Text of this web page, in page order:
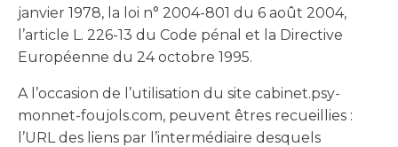
janvier 1978, la loi n° 2004-801 du 6 août 2004,
l’article L. 226-13 du Code pénal et la Directive
Européenne du 24 octobre 1995.
A l’occasion de l’utilisation du site cabinet.psy-
monnet-foujols.com, peuvent êtres recueillies :
l’URL des liens par l’intermédiaire desquels